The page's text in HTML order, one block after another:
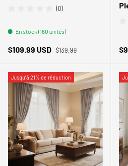
(0)
En stock (160 unités)
Prix soldé
$109.99 USD Prix habituel
$139.99
Jusqu’à 21% de réduction